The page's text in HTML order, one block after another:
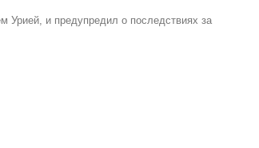
Урией, и предупредил о последствиях за